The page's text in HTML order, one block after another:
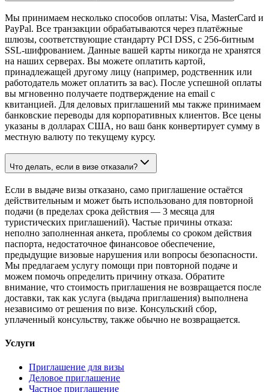
Мы принимаем несколько способов оплаты: Visa, MasterCard и
PayPal. Все транзакции обрабатываются через платёжные
шлюзы, соответствующие стандарту PCI DSS, с 256-битным
SSL-шифрованием. Данные вашей карты никогда не хранятся
на наших серверах. Вы можете оплатить картой,
принадлежащей другому лицу (например, родственник или
работодатель может оплатить за вас). После успешной оплаты
вы мгновенно получаете подтверждение на email с
квитанцией. Для деловых приглашений мы также принимаем
банковские переводы для корпоративных клиентов. Все цены
указаны в долларах США, но ваш банк конвертирует сумму в
местную валюту по текущему курсу.
Что делать, если в визе отказали?
Если в выдаче визы отказано, само приглашение остаётся
действительным и может быть использовано для повторной
подачи (в пределах срока действия — 3 месяца для
туристических приглашений). Частые причины отказа:
неполно заполненная анкета, проблемы со сроком действия
паспорта, недостаточное финансовое обеспечение,
предыдущие визовые нарушения или вопросы безопасности.
Мы предлагаем услугу помощи при повторной подаче и
можем помочь определить причину отказа. Обратите
внимание, что стоимость приглашения не возвращается после
доставки, так как услуга (выдача приглашения) выполнена
независимо от решения по визе. Консульский сбор,
уплаченный консульству, также обычно не возвращается.
Услуги
Приглашение для визы
Деловое приглашение
Частное приглашение